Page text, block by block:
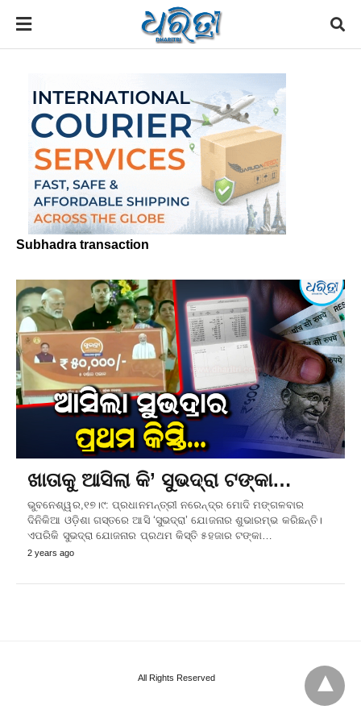
Subhadra transaction
ଖାତାକୁ ଆସିଲା କି’ ସୁଭଦ୍ରା ଟଙ୍କା…
ଭୁବନେଶ୍ୱର,୧୭।୯: ପ୍ରଧାନମନ୍ତ୍ରୀ ନରେନ୍ଦ୍ର ମୋଦି ମଙ୍ଗଳବାର
ଦିନିକିଆ ଓଡ଼ିଶା ଗସ୍ତରେ ଆସି ‘ସୁଭଦ୍ରା’ ଯୋଜନାର ଶୁଭାରମ୍ଭ କରିଛନ୍ତି।
ଏପରିକି ସୁଭଦ୍ରା ଯୋଜନାର ପ୍ରଥମ କିସ୍ତି ୫ହଜାର ଟଙ୍କା…
2 years ago
All Rights Reserved